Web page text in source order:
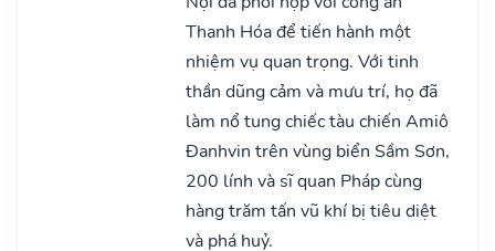
Thanh Hóa để tiến hành một
nhiệm vụ quan trọng. Với tinh
thần dũng cảm và mưu trí, họ đã
làm nổ tung chiếc tàu chiến Amiô
Đanhvin trên vùng biển Sầm Sơn,
200 lính và sĩ quan Pháp cùng
hàng trăm tấn vũ khí bị tiêu diệt
và phá huỷ.